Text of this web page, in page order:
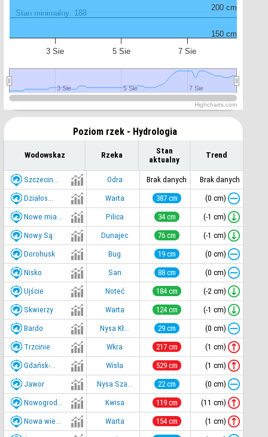
Stan minimalny: 188
3 Sie 5 Sie 7 Sie
3 Sie
3 Sie 5 Sie
5 Sie 7 Sie
7 Sie
150 cm
200 cm
Highcharts.com
Poziom rzek - Hydrologia
Wodowskaz Rzeka
Stan
aktualny
Trend
Szczecin... Odra Brak danych Brak danych
Działos... Warta 387 cm (0 cm)
Nowe mia... Pilica 34 cm (-1 cm)
Nowy Są Dunajec 76 cm (-1 cm)
Dorohusk Bug 19 cm (0 cm)
Nisko San 88 cm (0 cm)
Ujście Noteć 184 cm (-2 cm)
Skwierzy Warta 124 cm (-1 cm)
Bardo Nysa Kł... 29 cm (0 cm)
Trzcinie Wkra 217 cm (1 cm)
Gdańsk-... Wisła 529 cm (1 cm)
Jawor Nysa Sza... 22 cm (0 cm)
Nowogrod... Kwisa 119 cm (11 cm)
Nowa wie... Warta 154 cm (1 cm)